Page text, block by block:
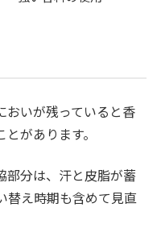
おいが残っていると香
があります。
部分は、汗と皮脂が蓄
替え時期も含めて見直